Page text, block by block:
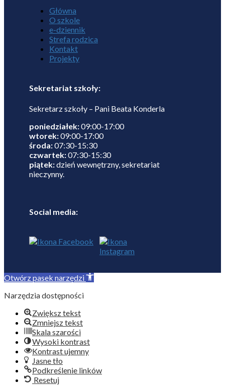
Główna
O szkole
e-dziennik
Strefa rodzica
Kontakt
Projekty
Sekretariat szkoły:
Sekretarz szkoły – Pani Beata Konderla
poniedziałek:09:00-17:00
wtorek:09:00-17:00
środa:07:30-15:30
czwartek:07:30-15:30
piątek:dzień wewnętrzny, sekretariat
nieczynny.
Social media:
Otwórz pasek narzędzi
Narzędzia dostępności
Zwiększ tekst
Zmniejsz tekst
Skala szarości
Wysoki kontrast
Kontrast ujemny
Jasne tło
Podkreślenie linków
Resetuj